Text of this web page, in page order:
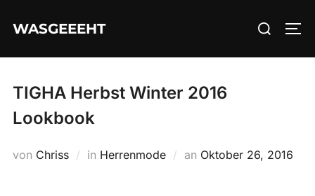
InhaltWASGEEEHT
Suchen
TIGHA Herbst Winter 2016
Lookbook
von Chriss in Herrenmode an Veröffentlicht
Oktober 26, 2016